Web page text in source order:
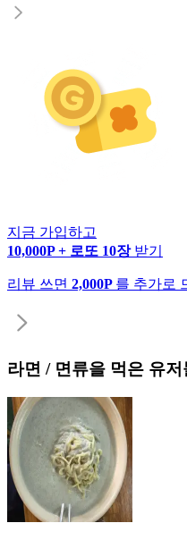
지금 가입하고
10,000P + 로또 10장 받기
리뷰 쓰면 2,000P 를 추가로
라면 / 면류을 먹은 유